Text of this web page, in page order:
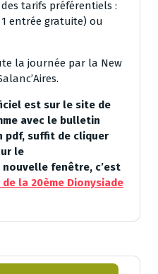
tarifs préférentiels :
entrée gratuite) ou
la journée par la New
est sur le site de
avec le bulletin
pdf, suffit de cliquer
le
fenêtre, c’est
de la 20ème Dionysiade